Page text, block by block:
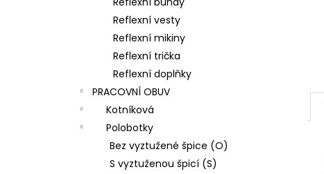
Reflexní vesty
Reflexní mikiny
Reflexní trička
Reflexní doplňky
PRACOVNÍ OBUV
Kotníková
Polobotky
Bez vyztužené špice (O)
S vyztuženou špicí (S)